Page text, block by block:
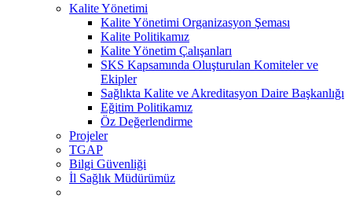
Kalite Yönetimi
Kalite Yönetimi Organizasyon Şeması
Kalite Politikamız
Kalite Yönetim Çalışanları
SKS Kapsamında Oluşturulan Komiteler ve
Ekipler
Sağlıkta Kalite ve Akreditasyon Daire Başkanlığı
Eğitim Politikamız
Öz Değerlendirme
Projeler
TGAP
Bilgi Güvenliği
İl Sağlık Müdürümüz